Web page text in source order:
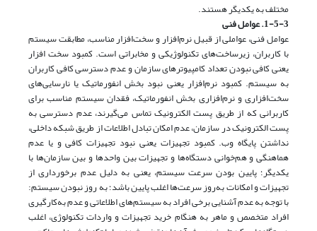
مختلف به یکدیگر هستند.
1-5-3. عوامل فنی
عوامل فنی، عواملی از قبیل نرم‌افزار و سخت‌افزار مناسب، مطابقت سیستم
با کاربران، زیرساخت‌های تکنولوژیکی و مخابراتی است. کمبود سخت افزار
یعنی کافی نبودن تعداد کامپیوترهای سازمان و عدم دسترسی کافی کاربران
به سیستم. کمبود نرم‌افزار یعنی نبود بخش انفورماتیک یا نارسایی‌های
سخت‌افزاری و نرم‌افزاری بخش انفورماتیک، فقدان سیستم مناسب برای
کاربرانی که از طریق پست الکترونیک تماس می‌گیرند، عدم دسترسی به
پست الکترونیک در سازمان، عدم امکان تبادل اطلاعات از طریق شبکه داخلی،
نداشتن پایگاه وب. کمبود تجهیزات یعنی نبود تجهیزات کافی و یا عدم
هماهنگی و هم‌خوانی دستگاه‌ها و تجهیزات بین واحدها و بین سازمان‌ها با
یکدیگر؛ پایین بودن سرعت سیستم، یعنی به دلیل عدم برخورداری از
تجهیزات و امکانات به‌روز سرعت‌ها اغلب پایین باشد؛ به روز نبودن سیستم:
با توجه به عدم آشنایی برخی افراد به سیستم‌های اطلاعاتی و عدم به‌کارگیری
افراد متخصص و ماهر به هنگام خرید تجهیزات و واردات تکنولوژی، اغلب